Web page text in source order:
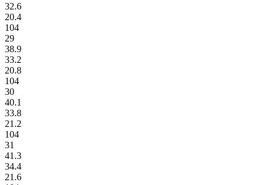
32.6
20.4
104
29
38.9
33.2
20.8
104
30
40.1
33.8
21.2
104
31
41.3
34.4
21.6